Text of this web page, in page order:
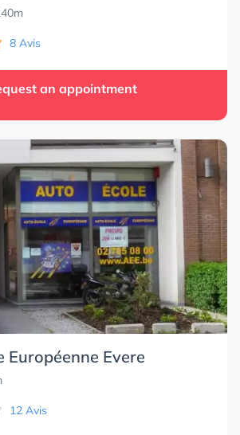
8 Avis
an appointment
Européenne Evere
12 Avis